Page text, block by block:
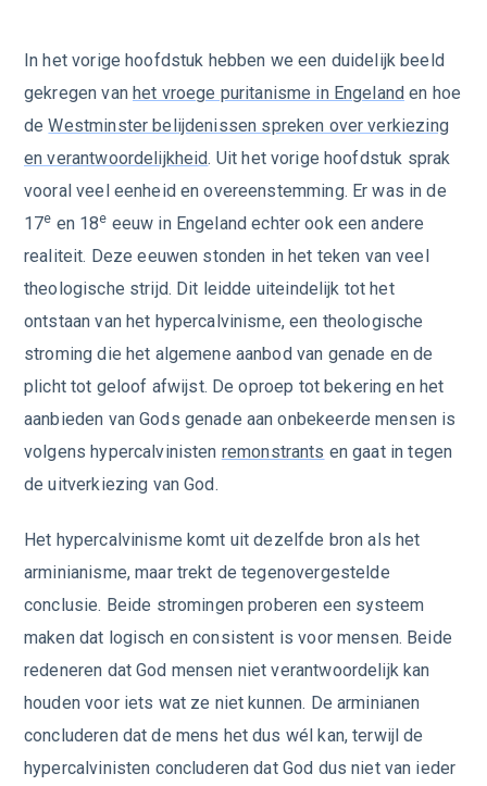
In het vorige hoofdstuk hebben we een duidelijk beeld
gekregen van het vroege puritanisme in Engeland en hoe
deWestminster belijdenissen spreken over verkiezing
en verantwoordelijkheid. Uit het vorige hoofdstuk sprak
vooral veel eenheid en overeenstemming. Er was in de
17e en 18e eeuw in Engeland echter ook een andere
realiteit. Deze eeuwen stonden in het teken van veel
theologische strijd. Dit leidde uiteindelijk tot het
ontstaan van het hypercalvinisme, een theologische
stroming die het algemene aanbod van genade en de
plicht tot geloof afwijst. De oproep tot bekering en het
aanbieden van Gods genade aan onbekeerde mensen is
volgens hypercalvinisten remonstrants en gaat in tegen
de uitverkiezing van God.
Het hypercalvinisme komt uit dezelfde bron als het
arminianisme, maar trekt de tegenovergestelde
conclusie. Beide stromingen proberen een systeem
maken dat logisch en consistent is voor mensen. Beide
redeneren dat God mensen niet verantwoordelijk kan
houden voor iets wat ze niet kunnen. De arminianen
concluderen dat de mens het dus wél kan, terwijl de
hypercalvinisten concluderen dat God dus niet van ieder